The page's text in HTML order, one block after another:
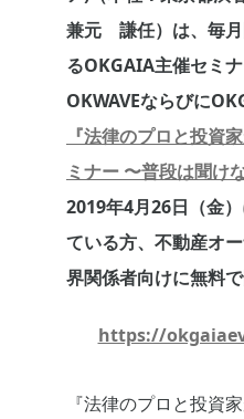
兼元 謙任）は、毎
るOKGAIA主催セミナ
OKWAVEならびに
『法律のプロと投資
ミナー 〜普段は聞け
2019年4月26日（金
ている方、不動産オ
界関係者向けに無料で
https://
『法律のプロと投資